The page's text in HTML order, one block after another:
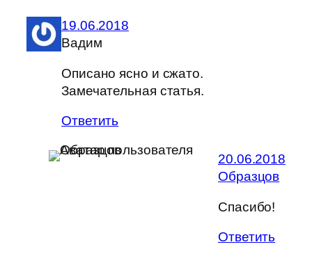
19.06.2018
Вадим
Описано ясно и сжато.
Замечательная статья.
Ответить
20.06.2018
Образцов
Спасибо!
Ответить